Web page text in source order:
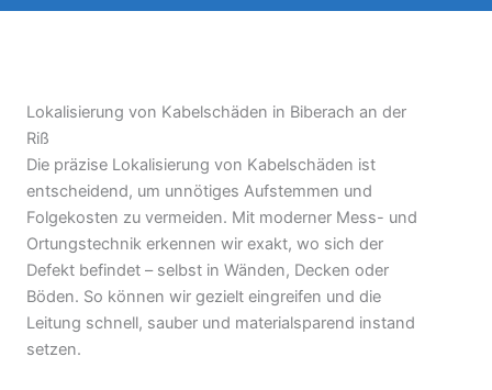
Lokalisierung von Kabelschäden in Biberach an der
Riß
Die präzise Lokalisierung von Kabelschäden ist
entscheidend, um unnötiges Aufstemmen und
Folgekosten zu vermeiden. Mit moderner Mess- und
Ortungstechnik erkennen wir exakt, wo sich der
Defekt befindet – selbst in Wänden, Decken oder
Böden. So können wir gezielt eingreifen und die
Leitung schnell, sauber und materialsparend instand
setzen.